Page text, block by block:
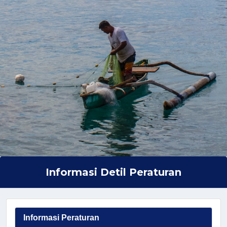
Informasi Detil Peraturan
Informasi Peraturan